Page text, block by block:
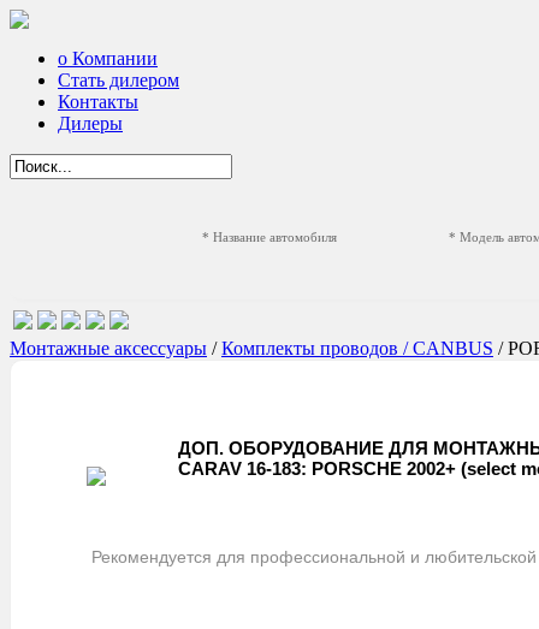
о Компании
Стать дилером
Контакты
Дилеры
* Название автомобиля * Модель
Монтажные аксессуары /Комплекты проводов / CANBUS /
ДОП. ОБОРУДОВАНИЕ ДЛЯ
CARAV 16-183: PORSCHE 2002+ (select
Рекомендуется для профессиональной и